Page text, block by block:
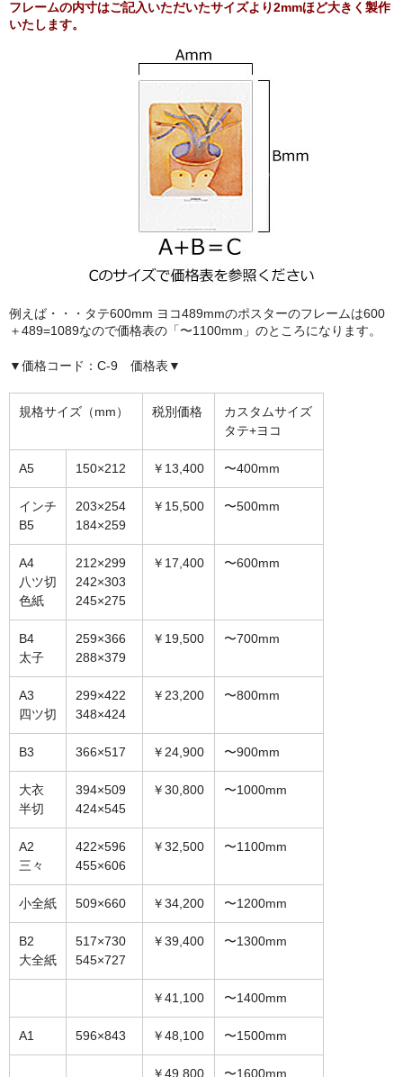
アンリ・マティス額装
カッズミイダ×手塚治虫額装
フランス製モノクロフォト額装
額縁の仕様
支払方法・送料・納期
FAX専用ご注文用紙
メンバー
カート
ショップ
For overseas customers
会社案内
サイトマップ
オーダーメイド額装
額装のご相談・注文方法
額装参考作品
ショップ
フレームの内寸はご記入いただいたサイズより2mmほど大きく製作
いたします。
例えば・・・タテ600mm ヨコ489mmのポスターのフレームは600
＋489=1089なので価格表の「〜1100mm」のところになります。
▼価格コード：C-9 価格表▼
規格サイズ（mm） 税別価格
カスタムサイズ
タテ+ヨコ
A5 150×212 ￥13,400 〜400mm
インチ
B5
203×254
184×259
￥15,500 〜500mm
A4
八ツ切
色紙
212×299
242×303
245×275
￥17,400 〜600mm
B4
太子
259×366
288×379
￥19,500 〜700mm
A3
四ツ切
299×422
348×424
￥23,200 〜800mm
B3 366×517 ￥24,900 〜900mm
大衣
半切
394×509
424×545
￥30,800 〜1000mm
A2
三々
422×596
455×606
￥32,500 〜1100mm
小全紙 509×660 ￥34,200 〜1200mm
B2
大全紙
517×730
545×727
￥39,400 〜1300mm
￥41,100 〜1400mm
A1 596×843 ￥48,100 〜1500mm
￥49,800 〜1600mm